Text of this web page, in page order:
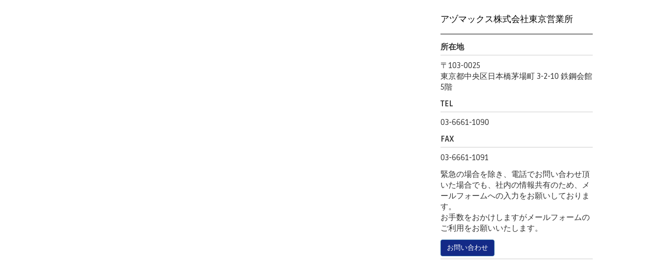
アヅマックス株式会社東京営業所
所在地
〒103-0025
東京都中央区日本橋茅場町 3-2-10 鉄鋼会館
5階
TEL
03-6661-1090
FAX
03-6661-1091
緊急の場合を除き、電話でお問い合わせ頂
いた場合でも、社内の情報共有のため、メ
ールフォームへの入力をお願いしておりま
す。
お手数をおかけしますがメールフォームの
ご利用をお願いいたします。
お問い合わせ